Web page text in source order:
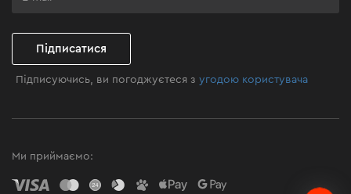
Клуб майстерності
Підписатися
Підписуючись, ви погоджуєтеся зугодою користувача
Ми приймаємо: